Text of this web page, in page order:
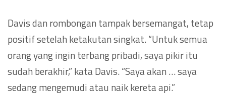
Davis dan rombongan tampak bersemangat, tetap
positif setelah ketakutan singkat. “Untuk semua
orang yang ingin terbang pribadi, saya pikir itu
sudah berakhir,” kata Davis. “Saya akan … saya
sedang mengemudi atau naik kereta api.”